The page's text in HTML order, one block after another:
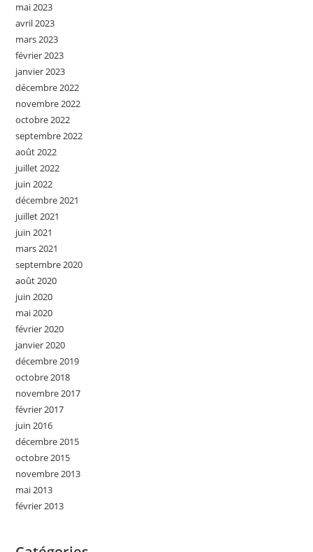
mai 2023
avril 2023
mars 2023
février 2023
janvier 2023
décembre 2022
novembre 2022
octobre 2022
septembre 2022
août 2022
juillet 2022
juin 2022
décembre 2021
juillet 2021
juin 2021
mars 2021
septembre 2020
août 2020
juin 2020
mai 2020
février 2020
janvier 2020
décembre 2019
octobre 2018
novembre 2017
février 2017
juin 2016
décembre 2015
octobre 2015
novembre 2013
mai 2013
février 2013